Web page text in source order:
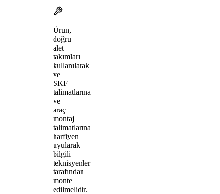
Ürün,
doğru
alet
takımları
kullanılarak
ve
SKF
talimatlarına
ve
araç
montaj
talimatlarına
harfiyen
uyularak
bilgili
teknisyenler
tarafından
monte
edilmelidir.